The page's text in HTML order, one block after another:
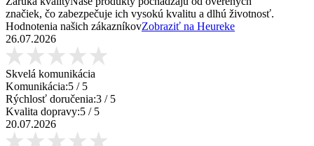
značiek, čo zabezpečuje ich vysokú kvalitu a dlhú životnosť.
Hodnotenia našich zákazníkovZobraziť na Heureke
26.07.2026
Skvelá komunikácia
Komunikácia:5 / 5
Rýchlosť doručenia:3 / 5
Kvalita dopravy:5 / 5
20.07.2026